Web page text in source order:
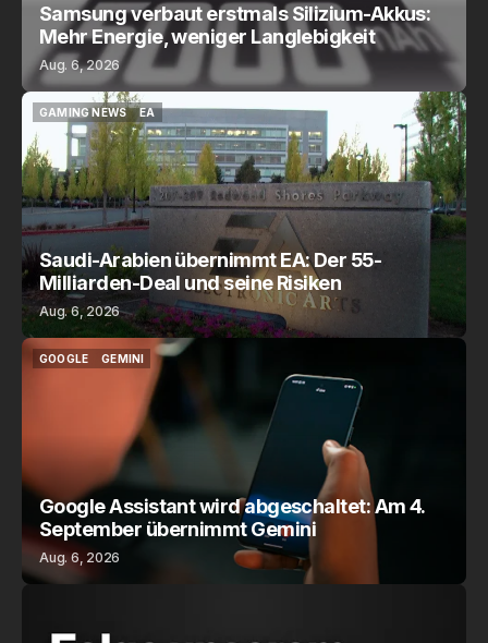
Samsung verbaut erstmals Silizium-Akkus:
Mehr Energie, weniger Langlebigkeit
Aug. 6, 2026
GAMING NEWS
GAMING NEWS
EA
EA
Saudi-Arabien übernimmt EA: Der 55-
Milliarden-Deal und seine Risiken
Aug. 6, 2026
GOOGLE
GEMINI
Google Assistant wird abgeschaltet: Am 4.
September übernimmt Gemini
Aug. 6, 2026